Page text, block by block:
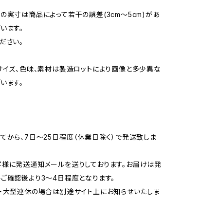
実寸は商品によって若干の誤差(3cm〜5cm)があ
ます。
さい。
ズ、色味、素材は製造ロットにより画像と多少異な
ます。
から、7日〜25日程度（休業日除く）で発送致しま
に発送通知メールを送りしております。お届けは発
確認後より3〜4日程度となります。
大型連休の場合は別途サイト上にお知らせいたしま